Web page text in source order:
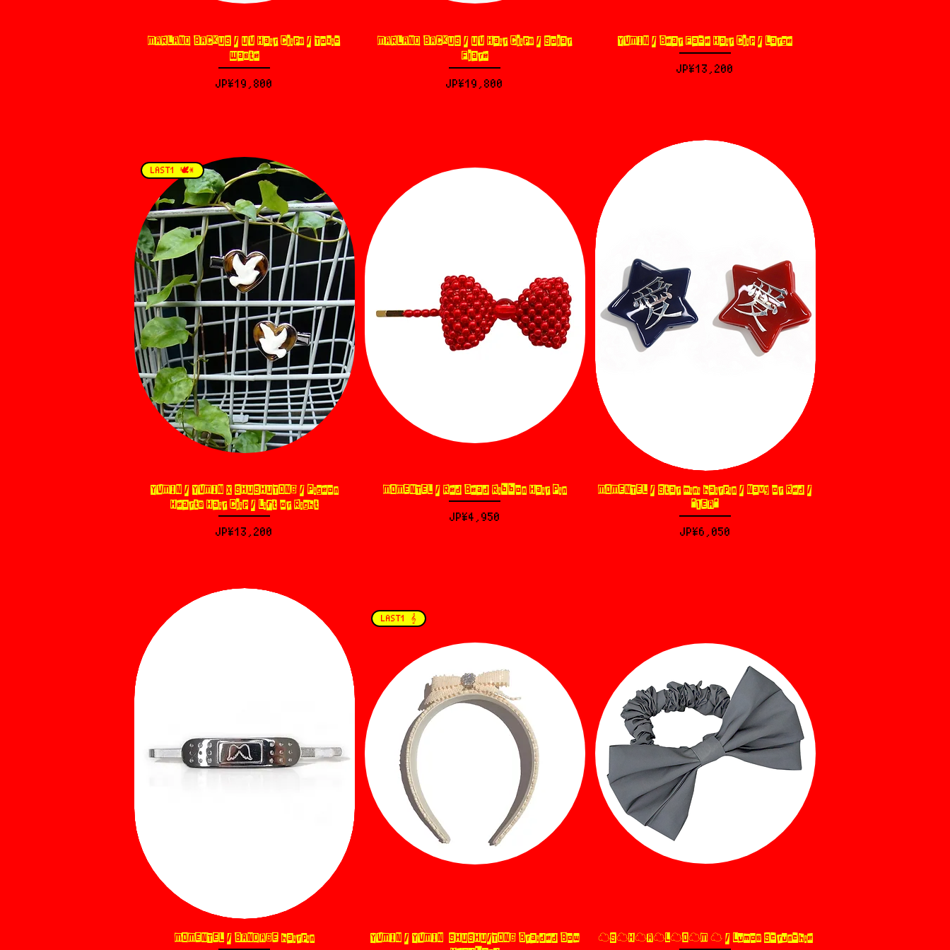
제품보기
MARLAND BACKUS / UV Hair Clips / Toxic
Waste
가격
JP¥19,800
제품보기
MARLAND BACKUS / UV Hair Clips / Solar
Flare
가격
JP¥19,800
제품보기
YVMIN / Bear Face Hair Clip / Large
가격
JP¥13,200
제품보기
LAST1 🕊️*
YVMIN / YVMIN X SHUSHUTONG / Pigeon
Hearts Hair Clip / Lift or Right
가격
JP¥13,200
제품보기
MOMENTEL / Red Bead Ribbon Hair Pin
가격
JP¥4,950
제품보기
MOMENTEL / Star mini hairpin / Navy or Red /
*1EA*
가격
JP¥6,050
제품보기
MOMENTEL / BANDAGE hairpin 제품보기
LAST1 𝄞
YVMIN / YVMIN×SHUSHU/TONG Braided Bow
제품보기
☁︎S☁︎H☁︎A☁︎L☁︎O☁︎M ☁︎ / Lumos Scrunchie